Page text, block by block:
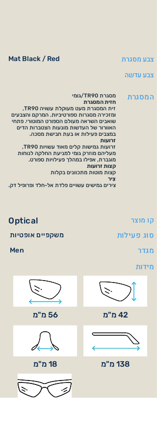
Mat Black / Red
צבע מסגרת
צבע עדשה
מסגרת TR90/גומי
חזית המסגרת
זית המסגרת מעט מעוקלת עשויה TR90,
ומזכירה מסגרות ספורטיביות. המרקם והצבעים
שואבים השראה מעולם הספורט המוטורי. פתחי
האוורור של העדשות מונעות הצטברות הדים
במצבים פעילות או בעת חבישת מסכה.
זרועות
זרועות גמישות קלים מאוד עשויות TR90,
מעליהם מוזרק גומי למניעת החלקה לנוחות
מוגברת, אפילו במהלך פעילויות ספורט.
קצות זרועות
קצות מוטות מתכוונים בקלות
צִיר
צירים גמישים עשויים פלדת אל-חלד ופרופיל דק.
המסגרת
Optical קו מוצר
משקפיים אופטיות סוג פעילות
Men
מגדר
מידות
56 מ"מ 42 מ"מ
18 מ"מ 138 מ"מ